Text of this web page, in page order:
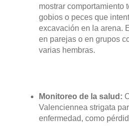
mostrar comportamiento
gobios o peces que
excavación en la arena.
en parejas o en grupos
varias hembras.
Monitoreo de la salud:
Valenciennea strigata
enfermedad, como